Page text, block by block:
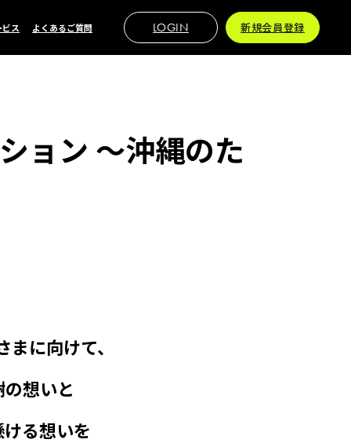
ス よくあるご質問 LOGIN 新規会員登録
ョン 〜沖縄のた
に向けて、
想いと
る想いを